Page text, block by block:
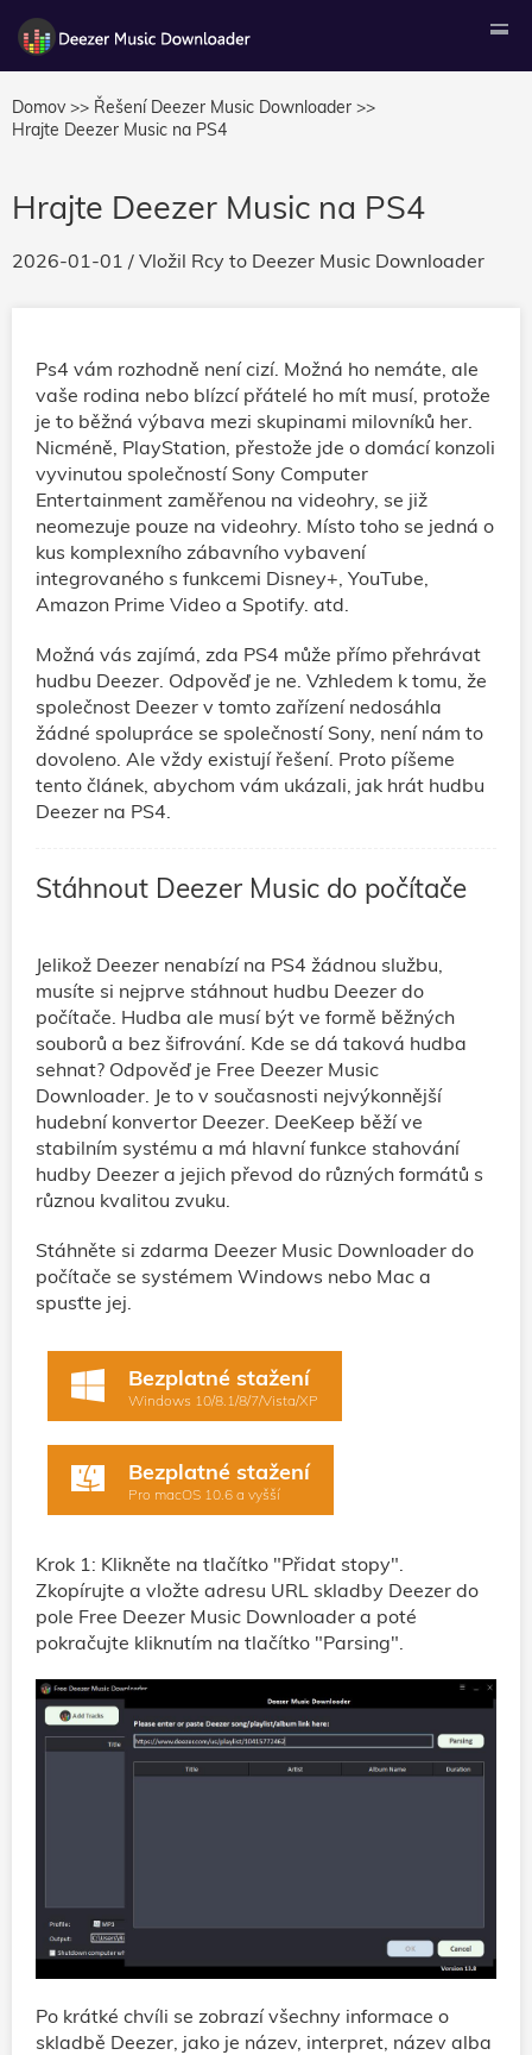
Domov >> Řešení Deezer Music Downloader >>
Hrajte Deezer Music na PS4
Hrajte Deezer Music na PS4
2026-01-01 / Vložil Rcy to Deezer Music Downloader
Ps4 vám rozhodně není cizí. Možná ho nemáte, ale
vaše rodina nebo blízcí přátelé ho mít musí, protože
je to běžná výbava mezi skupinami milovníků her.
Nicméně, PlayStation, přestože jde o domácí konzoli
vyvinutou společností Sony Computer
Entertainment zaměřenou na videohry, se již
neomezuje pouze na videohry. Místo toho se jedná o
kus komplexního zábavního vybavení
integrovaného s funkcemi Disney+, YouTube,
Amazon Prime Video a Spotify. atd.
Možná vás zajímá, zda PS4 může přímo přehrávat
hudbu Deezer. Odpověď je ne. Vzhledem k tomu, že
společnost Deezer v tomto zařízení nedosáhla
žádné spolupráce se společností Sony, není nám to
dovoleno. Ale vždy existují řešení. Proto píšeme
tento článek, abychom vám ukázali, jak hrát hudbu
Deezer na PS4.
Stáhnout Deezer Music do počítače
Jelikož Deezer nenabízí na PS4 žádnou službu,
musíte si nejprve stáhnout hudbu Deezer do
počítače. Hudba ale musí být ve formě běžných
souborů a bez šifrování. Kde se dá taková hudba
sehnat? Odpověď je Free Deezer Music
Downloader. Je to v současnosti nejvýkonnější
hudební konvertor Deezer. DeeKeep běží ve
stabilním systému a má hlavní funkce stahování
hudby Deezer a jejich převod do různých formátů s
různou kvalitou zvuku.
Stáhněte si zdarma Deezer Music Downloader do
počítače se systémem Windows nebo Mac a
spusťte jej.
Bezplatné stažení
Windows 10/8.1/8/7/Vista/XP
Bezplatné stažení
Pro macOS 10.6 a vyšší
Krok 1: Klikněte na tlačítko "Přidat stopy".
Zkopírujte a vložte adresu URL skladby Deezer do
pole Free Deezer Music Downloader a poté
pokračujte kliknutím na tlačítko "Parsing".
Po krátké chvíli se zobrazí všechny informace o
skladbě Deezer, jako je název, interpret, název alba